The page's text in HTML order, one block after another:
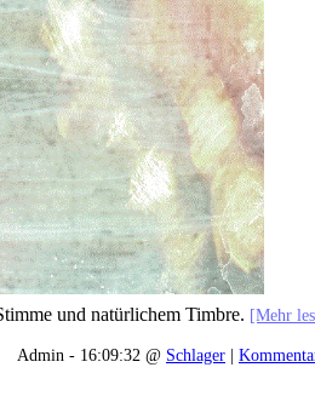
und natürlichem Timbre. [Mehr
Admin - 16:09:32 @ Schlager |